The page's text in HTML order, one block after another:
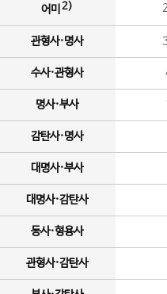
어미 2)
관형사·명사
수사·관형사
명사·부사
감탄사·명사
대명사·부사
대명사·감탄사
동사·형용사
관형사·감탄사